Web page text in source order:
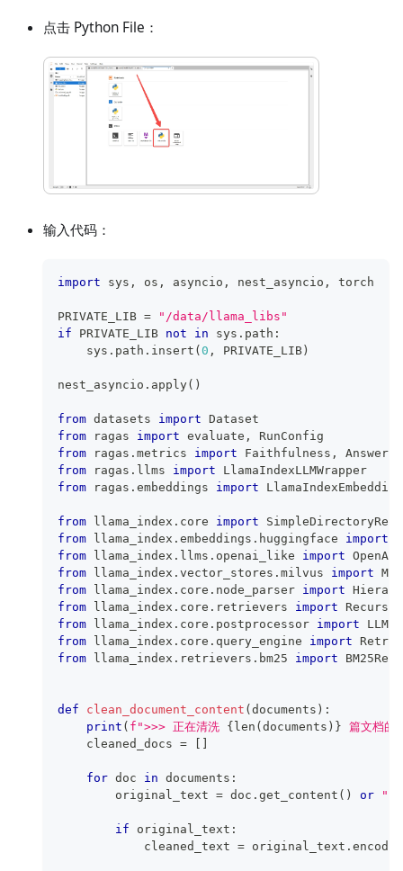
点击 Python File：
输入代码：
import sys , os , asyncio , nest_asyncio , torch
PRIVATE_LIB =
"/data/llama_libs"
if PRIVATE_LIB not in sys . path :
    sys
. path . insert (0 , PRIVATE_LIB)
nest_asyncio . apply( )
from datasets import Dataset
from ragas import evaluate ,
RunConfig
from ragas . metrics import Faithfulness ,
from ragas . llms import LlamaIndexLLMWrapper
from ragas . embeddings import
from llama_index . core import
from llama_index . embeddings . huggingface import
from llama_index . llms . openai_like import
from llama_index . vector_stores . milvus import
from llama_index . core . node_parser import
from llama_index . core . retrievers import
from llama_index . core . postprocessor import
from llama_index . core . query_engine import
from llama_index . retrievers . bm25 import
def clean_document_content (documents ) :
print ( f">>> 正在清洗 {len (documents ) } 篇文档
    cleaned_docs
= [ ]
for doc in documents :
        original_text
= doc . get_content ( ) or ""
if original_text :
            cleaned_text
= original_text . encode